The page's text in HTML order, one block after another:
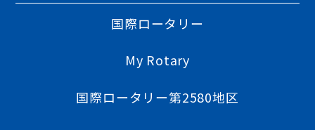
国際ロータリー
My Rotary
国際ロータリー第2580地区